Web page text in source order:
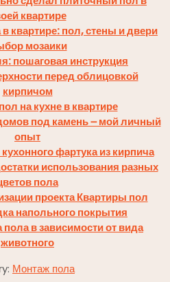
квартире
квартире: пол, стены и двери
мозаики
пошаговая инструкция
перед облицовкой
кирпичом
на кухне в квартире
под камень ౼ мой личный
опыт
фартука из кирпича
использования разных
пола
проекта Квартиры пол
напольного покрытия
в зависимости от вида
животного
Монтаж пола